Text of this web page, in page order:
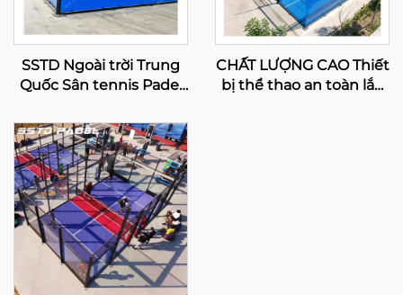
SSTD Ngoài trời Trung
Quốc Sân tennis Padel
chuyên nghiệp Kinh
điển Sân Padel Công
nghệ tiên tiến cho Câu
lạc bộ Padel 001-2
CHẤT LƯỢNG CAO Thiết
bị thể thao an toàn lắp